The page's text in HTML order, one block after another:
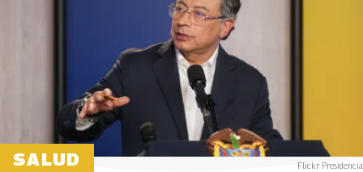
SALUD Flickr Presidencia